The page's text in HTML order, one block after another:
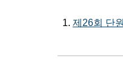
1. 제26회 단